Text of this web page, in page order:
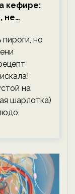
кефире:
не
но
на
шарлотка)